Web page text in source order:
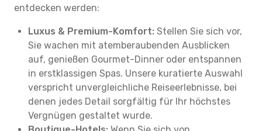
entdecken werden:
Luxus & Premium-Komfort: Stellen Sie sich vor,
Sie wachen mit atemberaubenden Ausblicken
auf, genießen Gourmet-Dinner oder entspannen
in erstklassigen Spas. Unsere kuratierte Auswahl
verspricht unvergleichliche Reiseerlebnisse, bei
denen jedes Detail sorgfältig für Ihr höchstes
Vergnügen gestaltet wurde.